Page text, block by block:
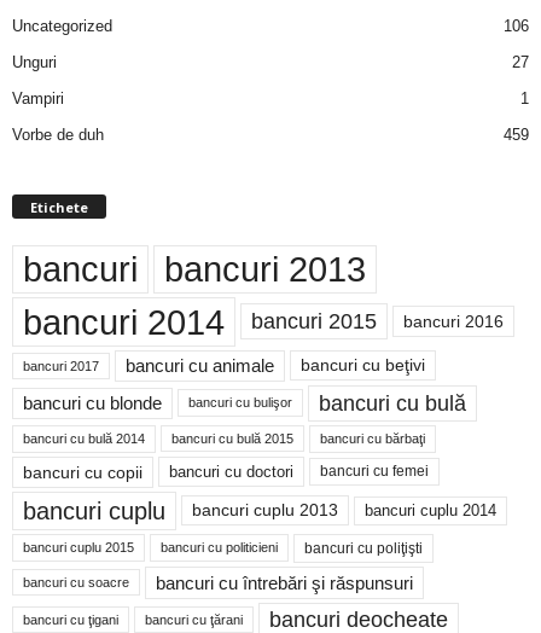
Uncategorized
106
Unguri
27
Vampiri
1
Vorbe de duh
459
Etichete
bancuri bancuri 2013
bancuri 2014 bancuri 2015 bancuri 2016
bancuri 2017 bancuri cu animale bancuri cu beţivi
bancuri cu blonde bancuri cu bulişor bancuri cu bulă
bancuri cu bulă 2014 bancuri cu bulă 2015 bancuri cu bărbaţi
bancuri cu copii bancuri cu doctori bancuri cu femei
bancuri cuplu bancuri cuplu 2013 bancuri cuplu 2014
bancuri cuplu 2015 bancuri cu politicieni bancuri cu poliţişti
bancuri cu soacre bancuri cu întrebări şi răspunsuri
bancuri cu ţigani bancuri cu ţărani bancuri deocheate